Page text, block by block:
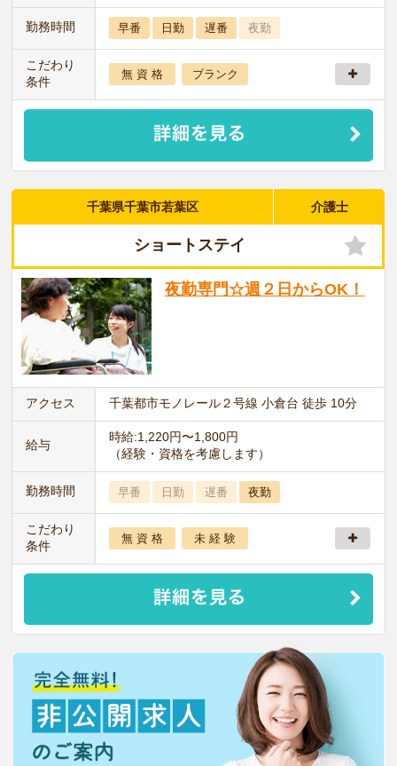
勤務時間 早番 日勤 遅番 夜勤
こだわり
条件
無 資 格 ブランク
千葉県千葉市若葉区 介護士
ショートステイ
夜勤専門☆週２日からOK！
アクセス 千葉都市モノレール２号線 小倉台 徒歩 10分
給与
時給:1,220円〜1,800円
（経験・資格を考慮します）
勤務時間 早番 日勤 遅番 夜勤
こだわり
条件
無 資 格 未 経 験